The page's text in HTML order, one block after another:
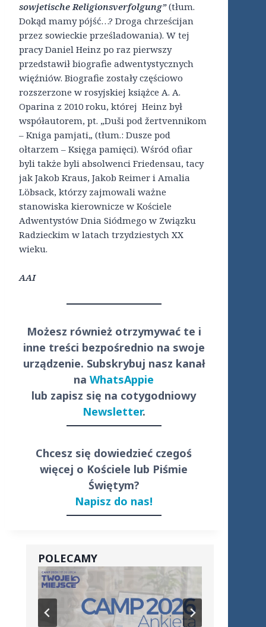
sowjetische Religionsverfolgung”(tłum.
Dokąd mamy pójść…? Droga chrześcijan
przez sowieckie prześladowania). W tej
pracy Daniel Heinz po raz pierwszy
przedstawił biografie adwentystycznych
więźniów. Biografie zostały częściowo
rozszerzone w rosyjskiej książce A. A.
Oparina z 2010 roku, której Heinz był
współautorem, pt. „Duši pod žertvennikom
– Kniga pamjati„ (tłum.: Dusze pod
ołtarzem – Księga pamięci). Wśród ofiar
byli także byli absolwenci Friedensau, tacy
jak Jakob Kraus, Jakob Reimer i Amalia
Löbsack, którzy zajmowali ważne
stanowiska kierownicze w Kościele
Adwentystów Dnia Siódmego w Związku
Radzieckim w latach trzydziestych XX
wieku.
AAI
Możesz również otrzymywać te i
inne treści bezpośrednio na swoje
urządzenie. Subskrybuj nasz kanał
naWhatsAppie
lub zapisz się na cotygodniowy
Newsletter.
Chcesz się dowiedzieć czegoś
więcej o Kościele lub Piśmie
Świętym?
Napisz do nas!
POLECAMY